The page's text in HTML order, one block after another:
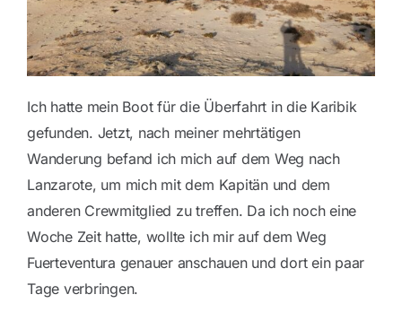
Kontakt
Ich hatte mein Boot für die Überfahrt in die Karibik
gefunden. Jetzt, nach meiner mehrtätigen
Wanderung befand ich mich auf dem Weg nach
Lanzarote, um mich mit dem Kapitän und dem
anderen Crewmitglied zu treffen. Da ich noch eine
Woche Zeit hatte, wollte ich mir auf dem Weg
Fuerteventura genauer anschauen und dort ein paar
Tage verbringen.